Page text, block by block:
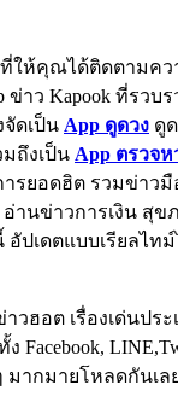
ที่ให้คุณได้ติดตามคว
ข่าว Kapook ที่รว
ดเป็น App ดูดวง ดู
ถึงเป็น App ตรวจห
รยอดฮิต รวมข่าวมื
านข่าวการเงิน สุ
ปเดตแบบเรียลไท
ฮอต เรื่องเด่นประ
มากมายโหลดกันเล